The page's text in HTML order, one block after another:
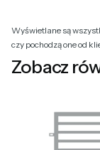
Wyświetlane są
czy pochodzą one od
Zobacz